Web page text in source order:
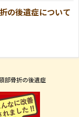
の後遺症について
部骨折の後遺症